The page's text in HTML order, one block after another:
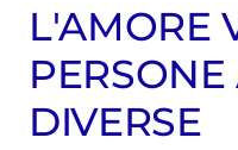
L'AMORE
PERSONE
DIVERSE